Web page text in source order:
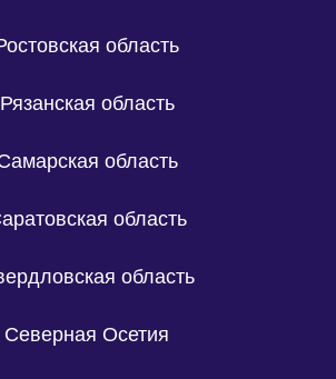
область
Рязанская область
область
область
область
Северная Осетия